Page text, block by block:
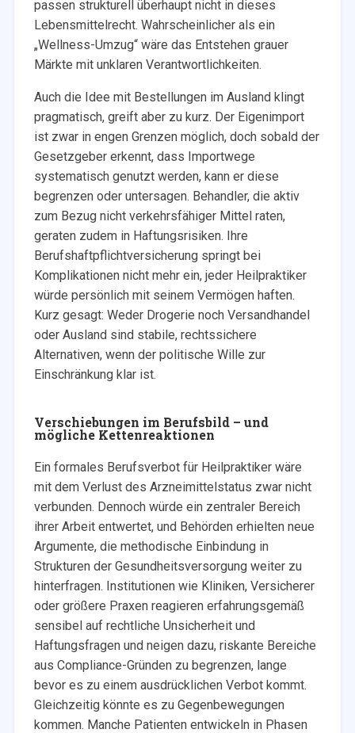
passen strukturell überhaupt nicht in dieses
Lebensmittelrecht. Wahrscheinlicher als ein
„Wellness-Umzug“ wäre das Entstehen grauer
Märkte mit unklaren Verantwortlichkeiten.
Auch die Idee mit Bestellungen im Ausland klingt
pragmatisch, greift aber zu kurz. Der Eigenimport
ist zwar in engen Grenzen möglich, doch sobald der
Gesetzgeber erkennt, dass Importwege
systematisch genutzt werden, kann er diese
begrenzen oder untersagen. Behandler, die aktiv
zum Bezug nicht verkehrsfähiger Mittel raten,
geraten zudem in Haftungsrisiken. Ihre
Berufshaftpflichtversicherung springt bei
Komplikationen nicht mehr ein, jeder Heilpraktiker
würde persönlich mit seinem Vermögen haften.
Kurz gesagt: Weder Drogerie noch Versandhandel
oder Ausland sind stabile, rechtssichere
Alternativen, wenn der politische Wille zur
Einschränkung klar ist.
Verschiebungen im Berufsbild – und
mögliche Kettenreaktionen
Ein formales Berufsverbot für Heilpraktiker wäre
mit dem Verlust des Arzneimittelstatus zwar nicht
verbunden. Dennoch würde ein zentraler Bereich
ihrer Arbeit entwertet, und Behörden erhielten neue
Argumente, die methodische Einbindung in
Strukturen der Gesundheitsversorgung weiter zu
hinterfragen. Institutionen wie Kliniken, Versicherer
oder größere Praxen reagieren erfahrungsgemäß
sensibel auf rechtliche Unsicherheit und
Haftungsfragen und neigen dazu, riskante Bereiche
aus Compliance-Gründen zu begrenzen, lange
bevor es zu einem ausdrücklichen Verbot kommt.
Gleichzeitig könnte es zu Gegenbewegungen
kommen. Manche Patienten entwickeln in Phasen